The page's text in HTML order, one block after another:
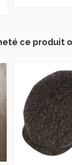
ce produit